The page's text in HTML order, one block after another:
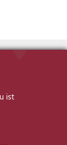
ist